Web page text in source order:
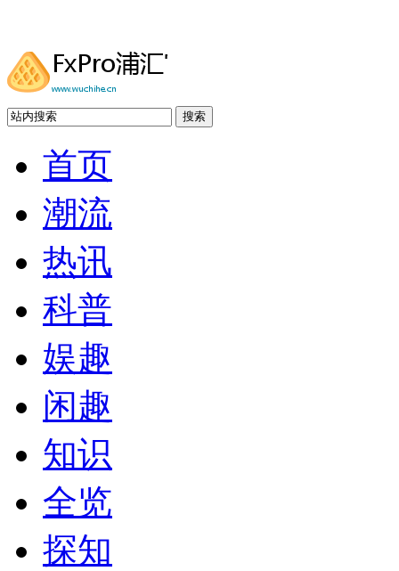
搜索
首页
潮流
热讯
科普
娱趣
闲趣
知识
全览
探知